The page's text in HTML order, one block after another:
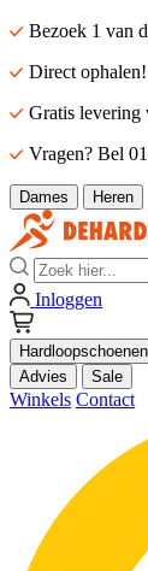
Bezoek 1 van
Direct ophalen!
Gratis levering
Vragen? Bel
Dames Heren
Zoek
Inloggen
Hardloopschoenen
Advies
Sale
Winkels Contact